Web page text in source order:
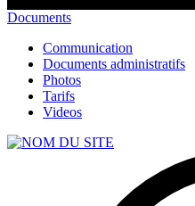
Documents
Communication
Documents administratifs
Photos
Tarifs
Videos